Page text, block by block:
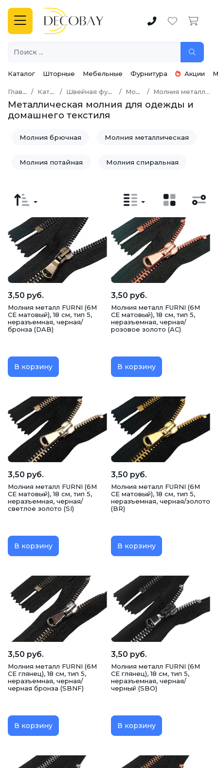
Каталог Шторные Мебельные Фурнитура Акции
Главная Каталог Швейная фурнитура Молнии Молния металлическая
Металлическая молния для одежды и
домашнего текстиля
Молния брючная Молния металлическая
Молния потайная Молния спиральная
3,50 руб.
Молния металл FURNI (6M
CE матовый), 18 см, тип 5,
неразъемная, черная/
бронза (DAB)
В корзину
3,50 руб.
Молния металл FURNI (6M
CE матовый), 18 см, тип 5,
неразъемная, черная/
розовое золото (AC)
В корзину
3,50 руб.
Молния металл FURNI (6M
CE матовый), 18 см, тип 5,
неразъемная, черная/
светлое золото (SI)
В корзину
3,50 руб.
Молния металл FURNI (6M
CE матовый), 18 см, тип 5,
неразъемная, черная/золото
(BR)
В корзину
3,50 руб.
Молния металл FURNI (6M
CE глянец), 18 см, тип 5,
неразъемная, черная/
черная бронза (SBNF)
В корзину
3,50 руб.
Молния металл FURNI (6M
CE глянец), 18 см, тип 5,
неразъемная, черная/
черный (SBO)
В корзину